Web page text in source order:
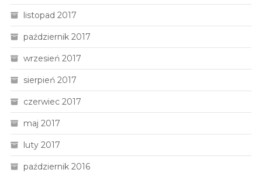
listopad 2017
październik 2017
wrzesień 2017
sierpień 2017
czerwiec 2017
maj 2017
luty 2017
październik 2016